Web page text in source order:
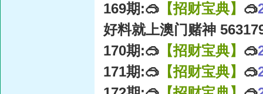
169期:🥽 【招财宝典】 🥽
好料就上澳门赌神
170期:🥽 【招财宝典】 🥽
171期:🥽 【招财宝典】 🥽